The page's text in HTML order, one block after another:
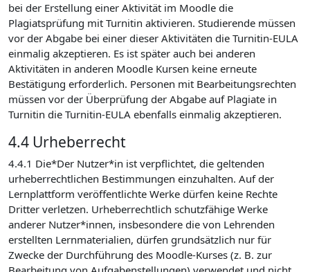
bei der Erstellung einer Aktivität im Moodle die
Plagiatsprüfung mit Turnitin aktivieren. Studierende müssen
vor der Abgabe bei einer dieser Aktivitäten die Turnitin-EULA
einmalig akzeptieren. Es ist später auch bei anderen
Aktivitäten in anderen Moodle Kursen keine erneute
Bestätigung erforderlich. Personen mit Bearbeitungsrechten
müssen vor der Überprüfung der Abgabe auf Plagiate in
Turnitin die Turnitin-EULA ebenfalls einmalig akzeptieren.
4.4 Urheberrecht
4.4.1 Die*Der Nutzer*in ist verpflichtet, die geltenden
urheberrechtlichen Bestimmungen einzuhalten. Auf der
Lernplattform veröffentlichte Werke dürfen keine Rechte
Dritter verletzen. Urheberrechtlich schutzfähige Werke
anderer Nutzer*innen, insbesondere die von Lehrenden
erstellten Lernmaterialien, dürfen grundsätzlich nur für
Zwecke der Durchführung des Moodle-Kurses (z. B. zur